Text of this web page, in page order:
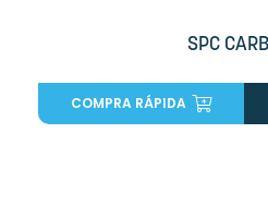
SPC
COMPRA RÁPIDA